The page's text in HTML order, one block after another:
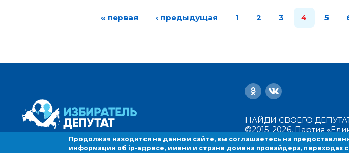
« первая ‹ предыдущая 1 2 3 4 5
НАЙДИ СВОЕГО
©2015-2026, Партия
Все права защищены.
Политика
Продолжая находится на данном сайте, вы соглашаетесь на
информации об ip-адресе, имени и стране домена провайдера, переходах